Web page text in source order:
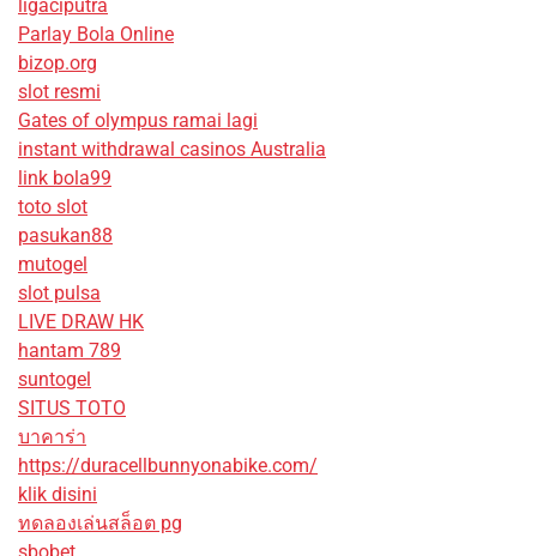
ligaciputra
Parlay Bola Online
bizop.org
slot resmi
Gates of olympus ramai lagi
instant withdrawal casinos Australia
link bola99
toto slot
pasukan88
mutogel
slot pulsa
LIVE DRAW HK
hantam 789
suntogel
SITUS TOTO
บาคาร่า
https://duracellbunnyonabike.com/
klik disini
ทดลองเล่นสล็อต pg